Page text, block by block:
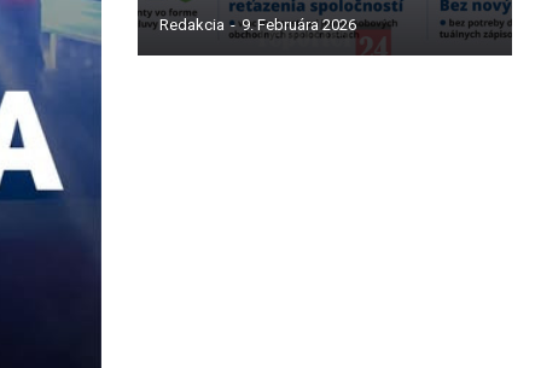
Redakcia - 9. Februára 2026